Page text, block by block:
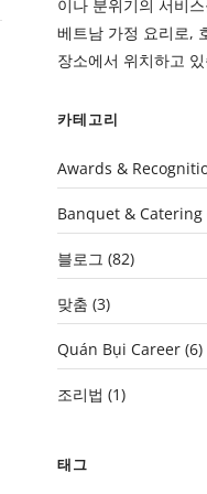
이나 분위기의 서비
베트남 가정 요리로,
장소에서 위치하고
카테고리
Awards &
Banquet & Catering
블로그 (82)
맞춤 (3)
Quán Bụi Career (6)
조리법 (1)
태그